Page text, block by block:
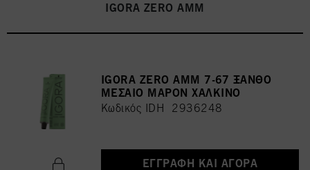
IGORA ZERO AMM
IGORA ZERO AMM 7-67 ΞΑΝΘΟ
ΜΕΣΑΙΟ ΜΑΡΟΝ ΧΑΛΚΙΝΟ
Κωδικός IDH 2936248
ΕΓΓΡΑΦΉ ΚΑΙ ΑΓΟΡΆ